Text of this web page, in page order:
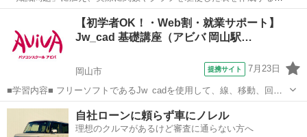
「実技問題」を解くことで、実践的な能力を証明できる資格制度の、3
その他
【初学者OK！・Web割・就業サポート】
Jw_cad 基礎講座（アビバ 岡山駅…
岡山市 提携サイト 7月23日
■学習内容■ フリーソフトであるJw_cadを使用して、線、移動、回転
などの基本機能や複雑なオブジェクトの作図、作図効率を上げる機
能、寸法の記入、レイアウトと印刷方法などを学習します。 授業で視
聴した映像解説はご自宅のP...
岡山 岡山市 その他
自社ローンに頼らず車にノレル
理想のクルマがあるけど審査に通らない方へ